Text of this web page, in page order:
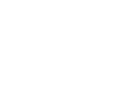
布市 三鷹市 世田谷区 稲城市 飛田給